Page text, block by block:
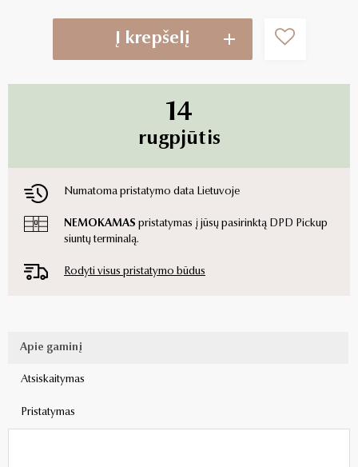
Į krepšelį
14
rugpjūtis
Numatoma pristatymo data Lietuvoje
NEMOKAMAS pristatymas į jūsų pasirinktą DPD Pickup
siuntų terminalą.
Rodyti visus pristatymo būdus
Apie gaminį
Atsiskaitymas
Pristatymas